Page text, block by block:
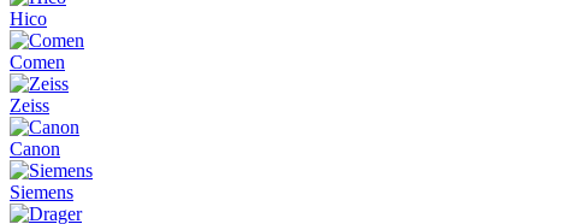
Hico
Comen
Zeiss
Canon
Siemens